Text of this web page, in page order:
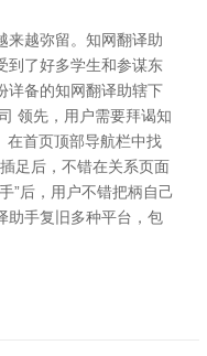
来越弥留。知网翻译助
到了好多学生和参谋东
详备的知网翻译助辖下
领先，用户需要拜谒知
在首页顶部导航栏中找
足后，不错在关系页面
”后，用户不错把柄自己
助手复旧多种平台，包